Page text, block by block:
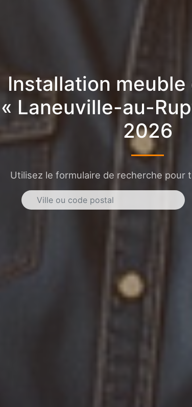
Installation meuble
« Laneuville-au-
2026
Utilisez le formulaire de recherche pour